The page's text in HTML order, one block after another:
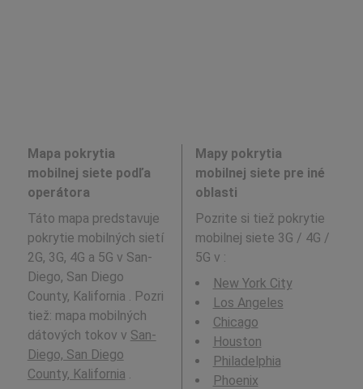
Mapa pokrytia
mobilnej siete podľa
operátora
Táto mapa predstavuje
pokrytie mobilných sietí
2G, 3G, 4G a 5G v San-
Diego, San Diego
County, Kalifornia . Pozri
tiež: mapa mobilných
dátových tokov v San-
Diego, San Diego
County, Kalifornia .
Mapy pokrytia
mobilnej siete pre iné
oblasti
Pozrite si tiež pokrytie
mobilnej siete 3G / 4G /
5G v :
New York City
Los Angeles
Chicago
Houston
Philadelphia
Phoenix